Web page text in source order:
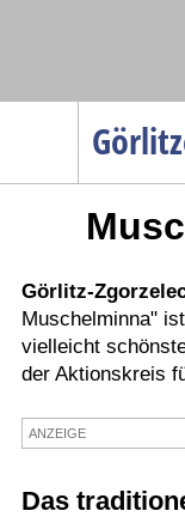
Menüpunkte
Gesellschaft
Wirtschaft
Service
Gesundheit
Kultur
Görlitz-
Muschelminna"
vielleicht
der Aktionskreis
ANZEIGE
Das